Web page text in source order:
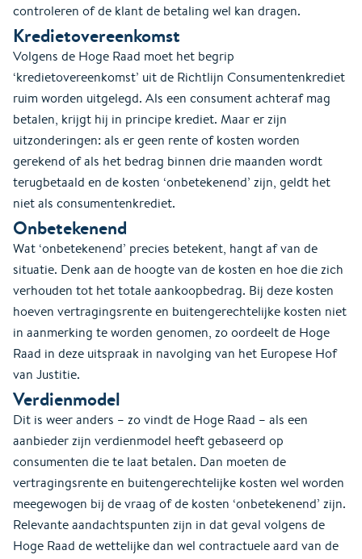
controleren of de klant de betaling wel kan dragen.
Kredietovereenkomst
Volgens de Hoge Raad moet het begrip
‘kredietovereenkomst’ uit de Richtlijn Consumentenkrediet
ruim worden uitgelegd. Als een consument achteraf mag
betalen, krijgt hij in principe krediet. Maar er zijn
uitzonderingen: als er geen rente of kosten worden
gerekend of als het bedrag binnen drie maanden wordt
terugbetaald en de kosten ‘onbetekenend’ zijn, geldt het
niet als consumentenkrediet.
Onbetekenend
Wat ‘onbetekenend’ precies betekent, hangt af van de
situatie. Denk aan de hoogte van de kosten en hoe die zich
verhouden tot het totale aankoopbedrag. Bij deze kosten
hoeven vertragingsrente en buitengerechtelijke kosten niet
in aanmerking te worden genomen, zo oordeelt de Hoge
Raad in deze uitspraak in navolging van het Europese Hof
van Justitie.
Verdienmodel
Dit is weer anders – zo vindt de Hoge Raad – als een
aanbieder zijn verdienmodel heeft gebaseerd op
consumenten die te laat betalen. Dan moeten de
vertragingsrente en buitengerechtelijke kosten wel worden
meegewogen bij de vraag of de kosten ‘onbetekenend’ zijn.
Relevante aandachtspunten zijn in dat geval volgens de
Hoge Raad de wettelijke dan wel contractuele aard van de